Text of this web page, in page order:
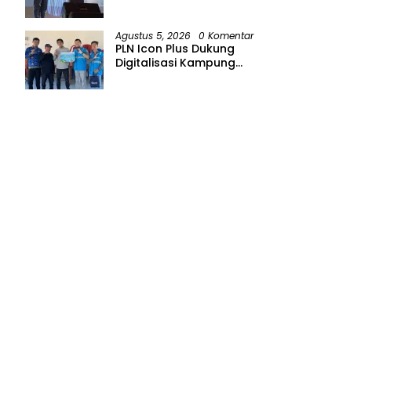
Agustus 5, 2026 0 Komentar
PLN Icon Plus Dukung
Digitalisasi Kampung